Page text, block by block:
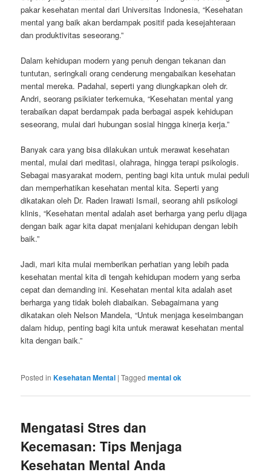
pakar kesehatan mental dari Universitas Indonesia, “Kesehatan
mental yang baik akan berdampak positif pada kesejahteraan
dan produktivitas seseorang.”
Dalam kehidupan modern yang penuh dengan tekanan dan
tuntutan, seringkali orang cenderung mengabaikan kesehatan
mental mereka. Padahal, seperti yang diungkapkan oleh dr.
Andri, seorang psikiater terkemuka, “Kesehatan mental yang
terabaikan dapat berdampak pada berbagai aspek kehidupan
seseorang, mulai dari hubungan sosial hingga kinerja kerja.”
Banyak cara yang bisa dilakukan untuk merawat kesehatan
mental, mulai dari meditasi, olahraga, hingga terapi psikologis.
Sebagai masyarakat modern, penting bagi kita untuk mulai peduli
dan memperhatikan kesehatan mental kita. Seperti yang
dikatakan oleh Dr. Raden Irawati Ismail, seorang ahli psikologi
klinis, “Kesehatan mental adalah aset berharga yang perlu dijaga
dengan baik agar kita dapat menjalani kehidupan dengan lebih
baik.”
Jadi, mari kita mulai memberikan perhatian yang lebih pada
kesehatan mental kita di tengah kehidupan modern yang serba
cepat dan demanding ini. Kesehatan mental kita adalah aset
berharga yang tidak boleh diabaikan. Sebagaimana yang
dikatakan oleh Nelson Mandela, “Untuk menjaga keseimbangan
dalam hidup, penting bagi kita untuk merawat kesehatan mental
kita dengan baik.”
Posted in Kesehatan Mental |Tagged mental ok
Mengatasi Stres dan
Kecemasan: Tips Menjaga
Kesehatan Mental Anda